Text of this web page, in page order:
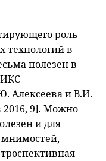
роль
в
полезен в
Алексеева и В.И.
9]. Можно
и для